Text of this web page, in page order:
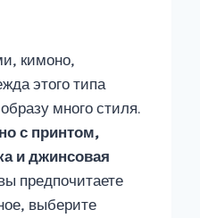
кимоно,
этого типа
много стиля.
с принтом,
и джинсовая
предпочитаете
выберите